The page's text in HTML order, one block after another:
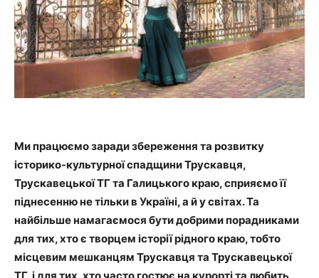
Ми працюємо заради збереження та розвитку
історико-культурної спадщини Трускавця,
Трускавецької ТГ та Галицького краю, сприяємо її
піднесенню не тільки в Україні, а й у світах. Та
найбільше намагаємося бути добрими порадниками
для тих, хто є творцем історії рідного краю, тобто
місцевим мешканцям Трускавця та Трускавецької
ТГ, і для тих, хто часто гостює на курорті та любить